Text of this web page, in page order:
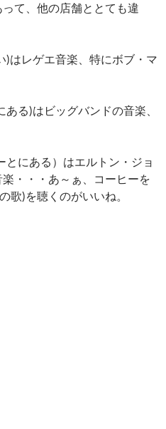
て、他の店舗ととても違
)はレゲエ音楽、特にボブ・マ
る)はビッグバンドの音楽、
にある）はエルトン・ジョ
・・・あ～ぁ、コーヒーを
歌)を聴くのがいいね。